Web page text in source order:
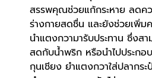
สรรพคุณช่วยแก้กระหาย ลดคว
ร่างกายสดชื่น และยังช่วยเพิ่ม
นำแตงกวามารับประทาน ซึ่งส
สดกับน้ำพริก หรือนำไปประกอ
กุนเชียง ยำแตงกวาใส่ปลากร